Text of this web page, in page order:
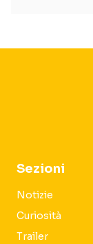
Sezioni
Notizie
Curiosità
Trailer